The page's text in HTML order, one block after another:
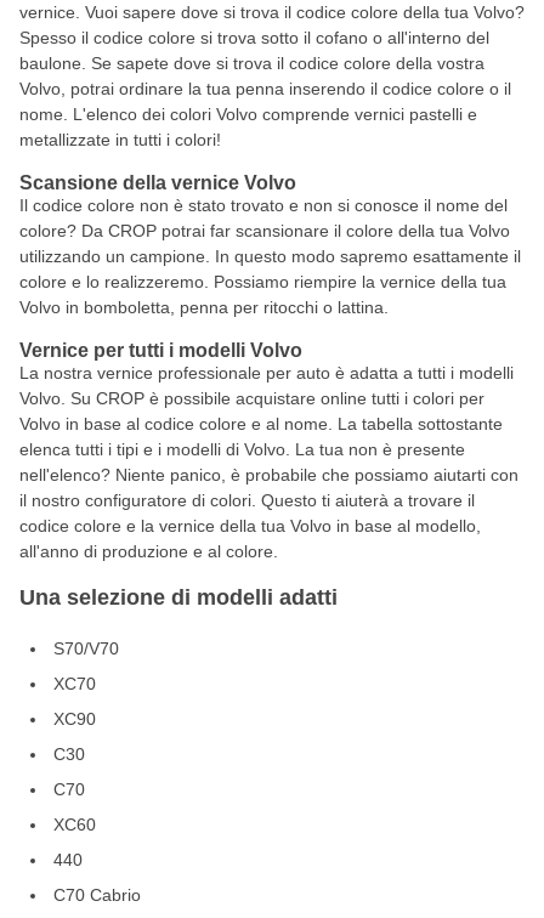
vernice. Vuoi sapere dove si trova il codice colore della tua Volvo?
Spesso il codice colore si trova sotto il cofano o all'interno del
baulone. Se sapete dove si trova il codice colore della vostra
Volvo, potrai ordinare la tua penna inserendo il codice colore o il
nome. L'elenco dei colori Volvo comprende vernici pastelli e
metallizzate in tutti i colori!
Scansione della vernice Volvo
Il codice colore non è stato trovato e non si conosce il nome del
colore? Da CROP potrai far scansionare il colore della tua Volvo
utilizzando un campione. In questo modo sapremo esattamente il
colore e lo realizzeremo. Possiamo riempire la vernice della tua
Volvo in bomboletta, penna per ritocchi o lattina.
Vernice per tutti i modelli Volvo
La nostra vernice professionale per auto è adatta a tutti i modelli
Volvo. Su CROP è possibile acquistare online tutti i colori per
Volvo in base al codice colore e al nome. La tabella sottostante
elenca tutti i tipi e i modelli di Volvo. La tua non è presente
nell'elenco? Niente panico, è probabile che possiamo aiutarti con
il nostro configuratore di colori. Questo ti aiuterà a trovare il
codice colore e la vernice della tua Volvo in base al modello,
all'anno di produzione e al colore.
Una selezione di modelli adatti
S70/V70
XC70
XC90
C30
C70
XC60
440
C70 Cabrio